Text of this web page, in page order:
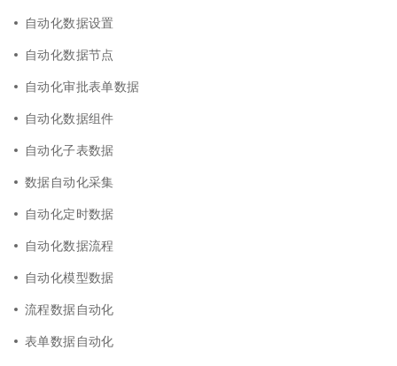
自动化数据设置
自动化数据节点
自动化审批表单数据
自动化数据组件
自动化子表数据
数据自动化采集
自动化定时数据
自动化数据流程
自动化模型数据
流程数据自动化
表单数据自动化